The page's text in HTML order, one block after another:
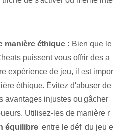
manière éthique : Bien que le
puissent⁤ vous offrir des a
expérience de jeu‌, il est impor
éthique. Évitez d'abuser de
avantages injustes ou gâcher
Utilisez-les de manière r
équilibre ​ entre⁤ le ⁣défi du jeu e